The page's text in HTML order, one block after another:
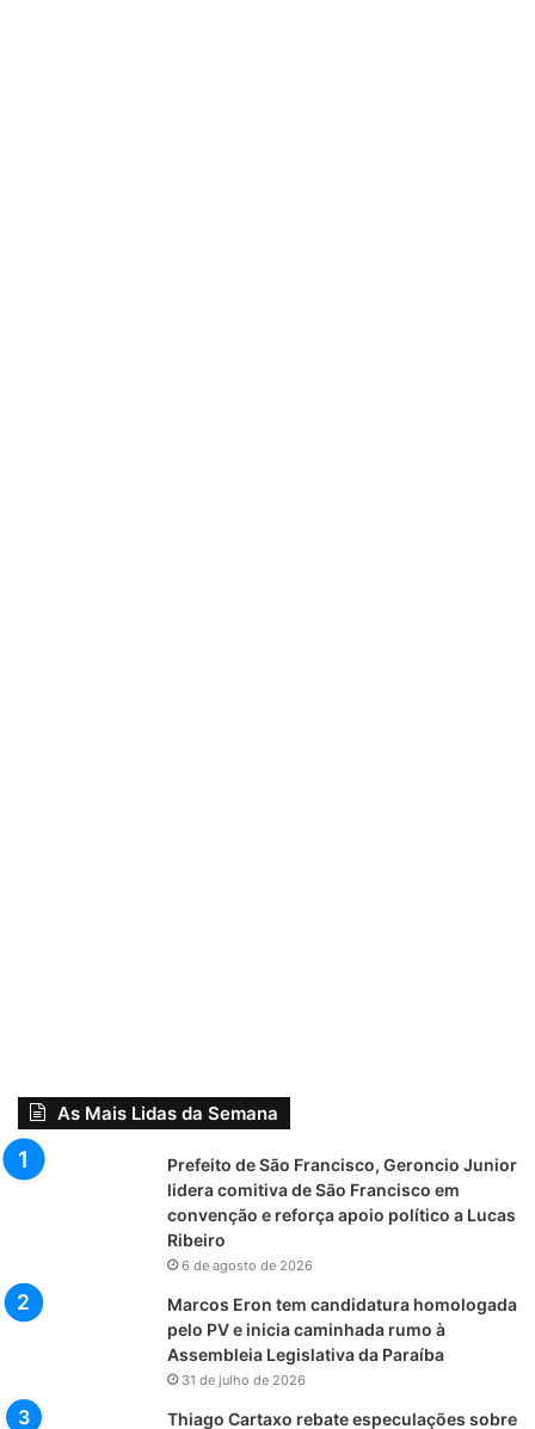
As Mais Lidas da Semana
Prefeito de São Francisco, Geroncio Junior
lidera comitiva de São Francisco em
convenção e reforça apoio político a Lucas
Ribeiro
6 de agosto de 2026
Marcos Eron tem candidatura homologada
pelo PV e inicia caminhada rumo à
Assembleia Legislativa da Paraíba
31 de julho de 2026
Thiago Cartaxo rebate especulações sobre